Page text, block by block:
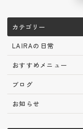
カテゴリー
LAIRAの日常
おすすめメニュー
ブログ
お知らせ